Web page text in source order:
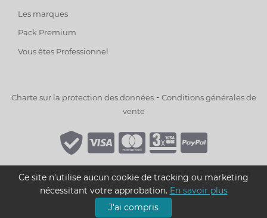
Les marques
Pack Premium
Vous êtes Professionnel
Charte sur la protection des données- Conditions générales de
vente
Copyright © 2007-2026 - www.smoking.fr -Project Web
Ce site n'utilise aucun cookie de tracking ou marketing
nécessitant votre approbation. En savoir plus
J'ai compris